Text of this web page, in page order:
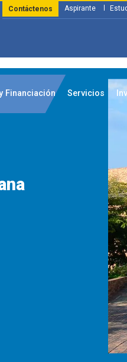
Financiación Servicios
Aspirante
Contáctenos